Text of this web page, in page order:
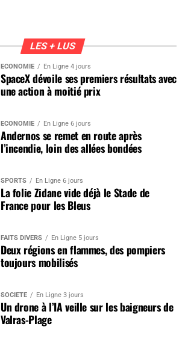
LES + LUS
ÉCONOMIE En Ligne 4 jours
SpaceX dévoile ses premiers résultats avec
une action à moitié prix
ÉCONOMIE En Ligne 6 jours
Andernos se remet en route après
l’incendie, loin des allées bondées
SPORTS En Ligne 6 jours
La folie Zidane vide déjà le Stade de
France pour les Bleus
FAITS DIVERS En Ligne 5 jours
Deux régions en flammes, des pompiers
toujours mobilisés
SOCIÉTÉ En Ligne 3 jours
Un drone à l’IA veille sur les baigneurs de
Valras-Plage